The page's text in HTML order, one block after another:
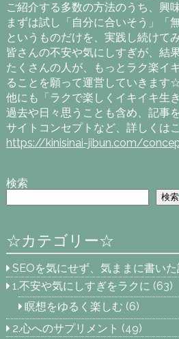
ご紹介する多数の方法のうち、興
まずは試し「自分に合いそう」「
というものだけを、実践し続けて
皆さんの不安や気にしすぎが、結
たくさんの人が、もっとラク楽イ
ることを願って運営していきます
他にも「ラクで楽しくイキイキ生
過去や日々思うことも含め、記事
サイトコンセプトなど、詳しくは
https://kinisinai-jibun.com/
検索
検索
☆カテゴリー☆
SEOを気にせず、気ままに書い
1.不安や気にしすぎをラクに (63)
瞑想をゆるく楽しむ (6)
2.心へのサプリメント (49)